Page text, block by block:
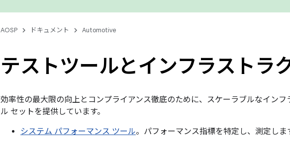
AOSP ドキュメント Automotive
テストツールとインフラストラ
効率性の最大限の向上とコンプライアンス徹底のために、スケーラブルなイン
ル セットを提供しています。
システム パフォーマンス ツール。パフォーマンス指標を特定し、測定しま